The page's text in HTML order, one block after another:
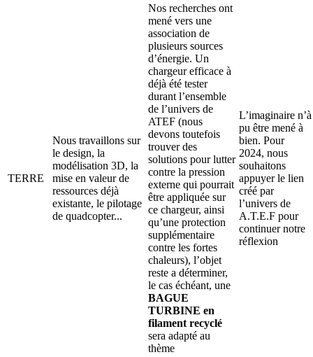
TERRE
Nous travaillons sur
le design, la
modélisation 3D, la
mise en valeur de
ressources déjà
existante, le pilotage
de quadcopter...
Nos recherches ont
mené vers une
association de
plusieurs sources
d’énergie. Un
chargeur efficace à
déjà été tester
durant l’ensemble
de l’univers de
ATEF (nous
devons toutefois
trouver des
solutions pour lutter
contre la pression
externe qui pourrait
être appliquée sur
ce chargeur, ainsi
qu’une protection
supplémentaire
contre les fortes
chaleurs), l’objet
reste a déterminer,
le cas échéant, une
BAGUE
TURBINE en
filament recyclé
sera adapté au
thème
L’imaginaire n’à
pu être mené à
bien. Pour
2024, nous
souhaitons
appuyer le lien
créé par
l’univers de
A.T.E.F pour
continuer notre
réflexion